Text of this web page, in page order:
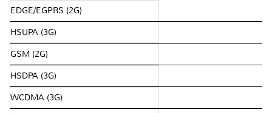
EDGE/EGPRS (2G)
HSUPA (3G)
GSM (2G)
HSDPA (3G)
WCDMA (3G)